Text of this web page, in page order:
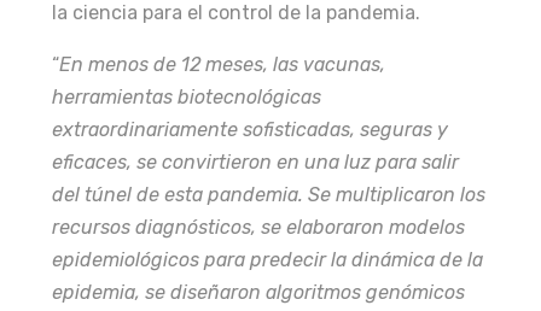
la ciencia para el control de la pandemia.
“En menos de 12 meses, las vacunas,
herramientas biotecnológicas
extraordinariamente sofisticadas, seguras y
eficaces, se convirtieron en una luz para salir
del túnel de esta pandemia. Se multiplicaron los
recursos diagnósticos, se elaboraron modelos
epidemiológicos para predecir la dinámica de la
epidemia, se diseñaron algoritmos genómicos